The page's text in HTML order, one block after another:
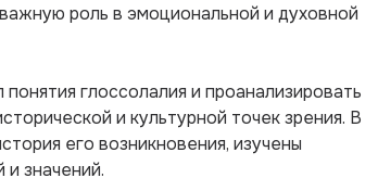
роль в эмоциональной и духовной
глоссолалия и проанализировать
и культурной точек зрения. В
его возникновения, изучены
значений.